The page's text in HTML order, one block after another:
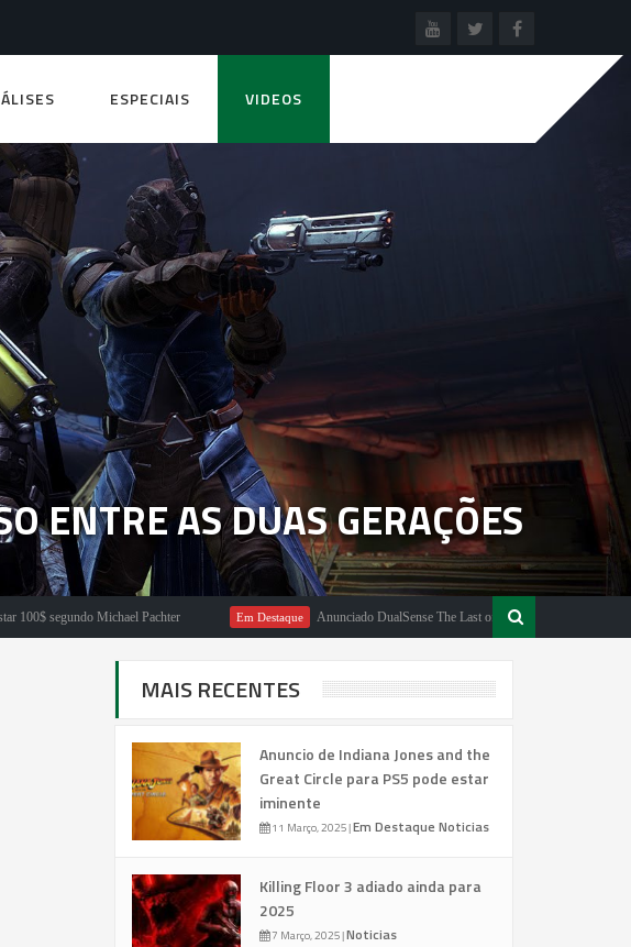
ESPECIAIS VIDEOS
ENTRE AS DUAS GERAÇÕES
Michael Pachter Em Destaque Anunciado DualSense The Last of Us Limited Edition
MAIS RECENTES
Anuncio de Indiana Jones and the
Great Circle para PS5 pode estar
iminente
11 Março, 2025|Em Destaque Noticias
Killing Floor 3 adiado ainda para
2025
7 Março, 2025|Noticias